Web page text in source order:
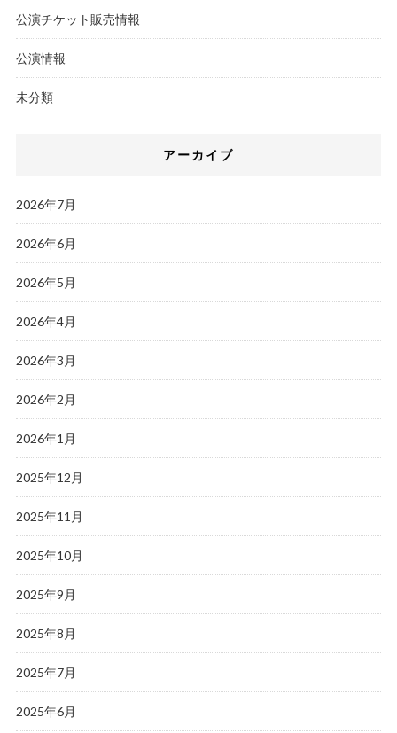
公演チケット販売情報
公演情報
未分類
アーカイブ
2026年7月
2026年6月
2026年5月
2026年4月
2026年3月
2026年2月
2026年1月
2025年12月
2025年11月
2025年10月
2025年9月
2025年8月
2025年7月
2025年6月